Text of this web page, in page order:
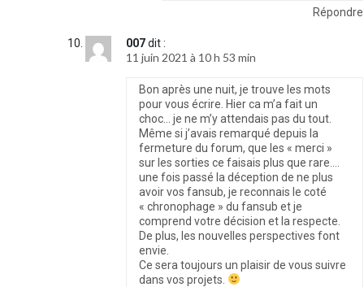
Répondre
007 dit :
11 juin 2021 à 10 h 53 min
Bon après une nuit, je trouve les mots
pour vous écrire. Hier ca m’a fait un
choc… je ne m’y attendais pas du tout.
Même si j’avais remarqué depuis la
fermeture du forum, que les « merci »
sur les sorties ce faisais plus que rare….
une fois passé la déception de ne plus
avoir vos fansub, je reconnais le coté
« chronophage » du fansub et je
comprend votre décision et la respecte.
De plus, les nouvelles perspectives font
envie.
Ce sera toujours un plaisir de vous suivre
dans vos projets.